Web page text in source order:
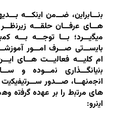
ﺑﻧـــﺎﺑراﯾن، ﺿـــﻣن اﯾﻧﮑـــه
ھـــﺎی ﻋرﻓـــﺎن ﺣﻠﻘـــه
ﻣﯾﮕﯾـــرد؛ ﺑـــﺎ ﺗوﺟـــه ﺑـــه
ﺑﺎﯾﺳـــﺗﯽ ﺻـــرف اﻣـــور
ام ﮐﻠﯾـــه ﻓﻌﺎﻟﯾـــت ھـــﺎی
ﺑﻧﯾﺎﻧﮕـــذاری ﻧﻣـــوده و
اﻧﺟﻣﻧﮭـــﺎ، ﺻـــدور
ھﺎی ﻣرﺗﺑط را ﺑر ﻋﮭده ﮔرﻓﺗه
اﯾﻧرو: